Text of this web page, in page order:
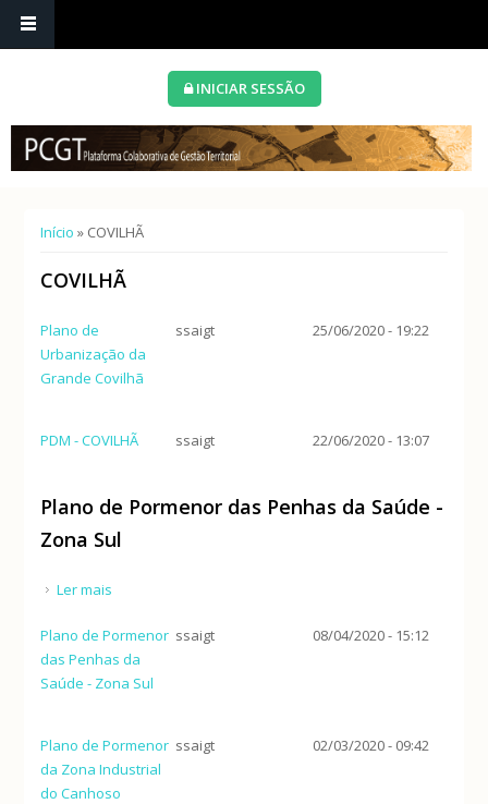
INICIAR SESSÃO
Está aqui
Início » COVILHÃ
COVILHÃ
Plano de
Urbanização da
Grande Covilhã
ssaigt 25/06/2020 - 19:22
PDM - COVILHÃ ssaigt 22/06/2020 - 13:07
Plano de Pormenor das Penhas da Saúde -
Zona Sul
Ler mais
Plano de Pormenor
das Penhas da
Saúde - Zona Sul
ssaigt 08/04/2020 - 15:12
Plano de Pormenor
da Zona Industrial
do Canhoso
ssaigt 02/03/2020 - 09:42